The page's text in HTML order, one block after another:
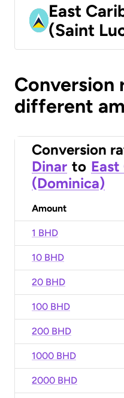
East
(Saint
Conversion
different
Conversion
Dinar to
(Dominica)
Amount
1 BHD
10 BHD
20 BHD
100 BHD
200 BHD
1000 BHD
2000 BHD